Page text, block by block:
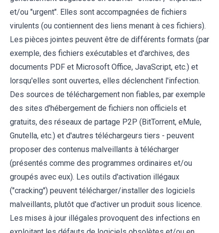
et/ou "urgent". Elles sont accompagnées de fichiers
virulents (ou contiennent des liens menant à ces fichiers).
Les pièces jointes peuvent être de différents formats (par
exemple, des fichiers exécutables et d'archives, des
documents PDF et Microsoft Office, JavaScript, etc.) et
lorsqu'elles sont ouvertes, elles déclenchent l'infection.
Des sources de téléchargement non fiables, par exemple
des sites d'hébergement de fichiers non officiels et
gratuits, des réseaux de partage P2P (BitTorrent, eMule,
Gnutella, etc.) et d'autres téléchargeurs tiers - peuvent
proposer des contenus malveillants à télécharger
(présentés comme des programmes ordinaires et/ou
groupés avec eux). Les outils d'activation illégaux
("cracking") peuvent télécharger/installer des logiciels
malveillants, plutôt que d'activer un produit sous licence.
Les mises à jour illégales provoquent des infections en